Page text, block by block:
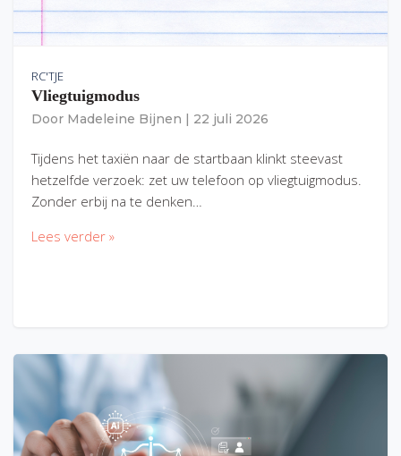
RC'TJE
Vliegtuigmodus
Door Madeleine Bijnen 22 juli 2026
Tijdens het taxiën naar de startbaan klinkt steevast
hetzelfde verzoek: zet uw telefoon op vliegtuigmodus.
Zonder erbij na te denken…
Lees verder »